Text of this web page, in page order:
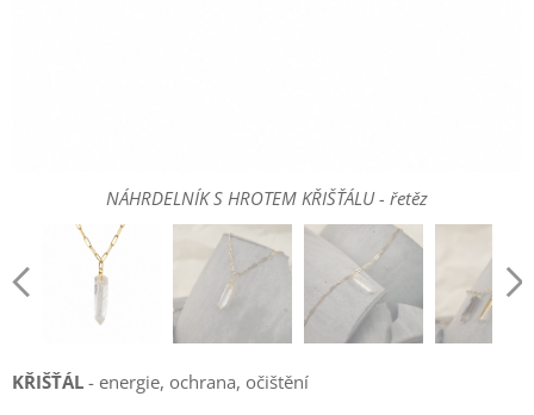
NÁHRDELNÍK S HROTEM KŘIŠŤÁLU - řetěz
NÁHRDELNÍK S HROTEM KŘIŠŤÁLU - řetěz
NÁHRDELNÍK S HROTEM KŘIŠŤÁLU - řetěz
NÁHRDELNÍK S HROTEM KŘIŠŤÁLU - řetěz
NÁHRDELNÍK S HROTEM KŘIŠŤÁLU - řetěz
NÁHRDELNÍK S HROTEM KŘIŠŤÁLU - řetěz
NÁHRDELNÍK S HROTEM KŘIŠŤÁLU - řetěz
NÁHRDELNÍK S HROTEM KŘIŠŤÁLU - řetěz
KŘIŠŤÁL - energie, ochrana, očištění